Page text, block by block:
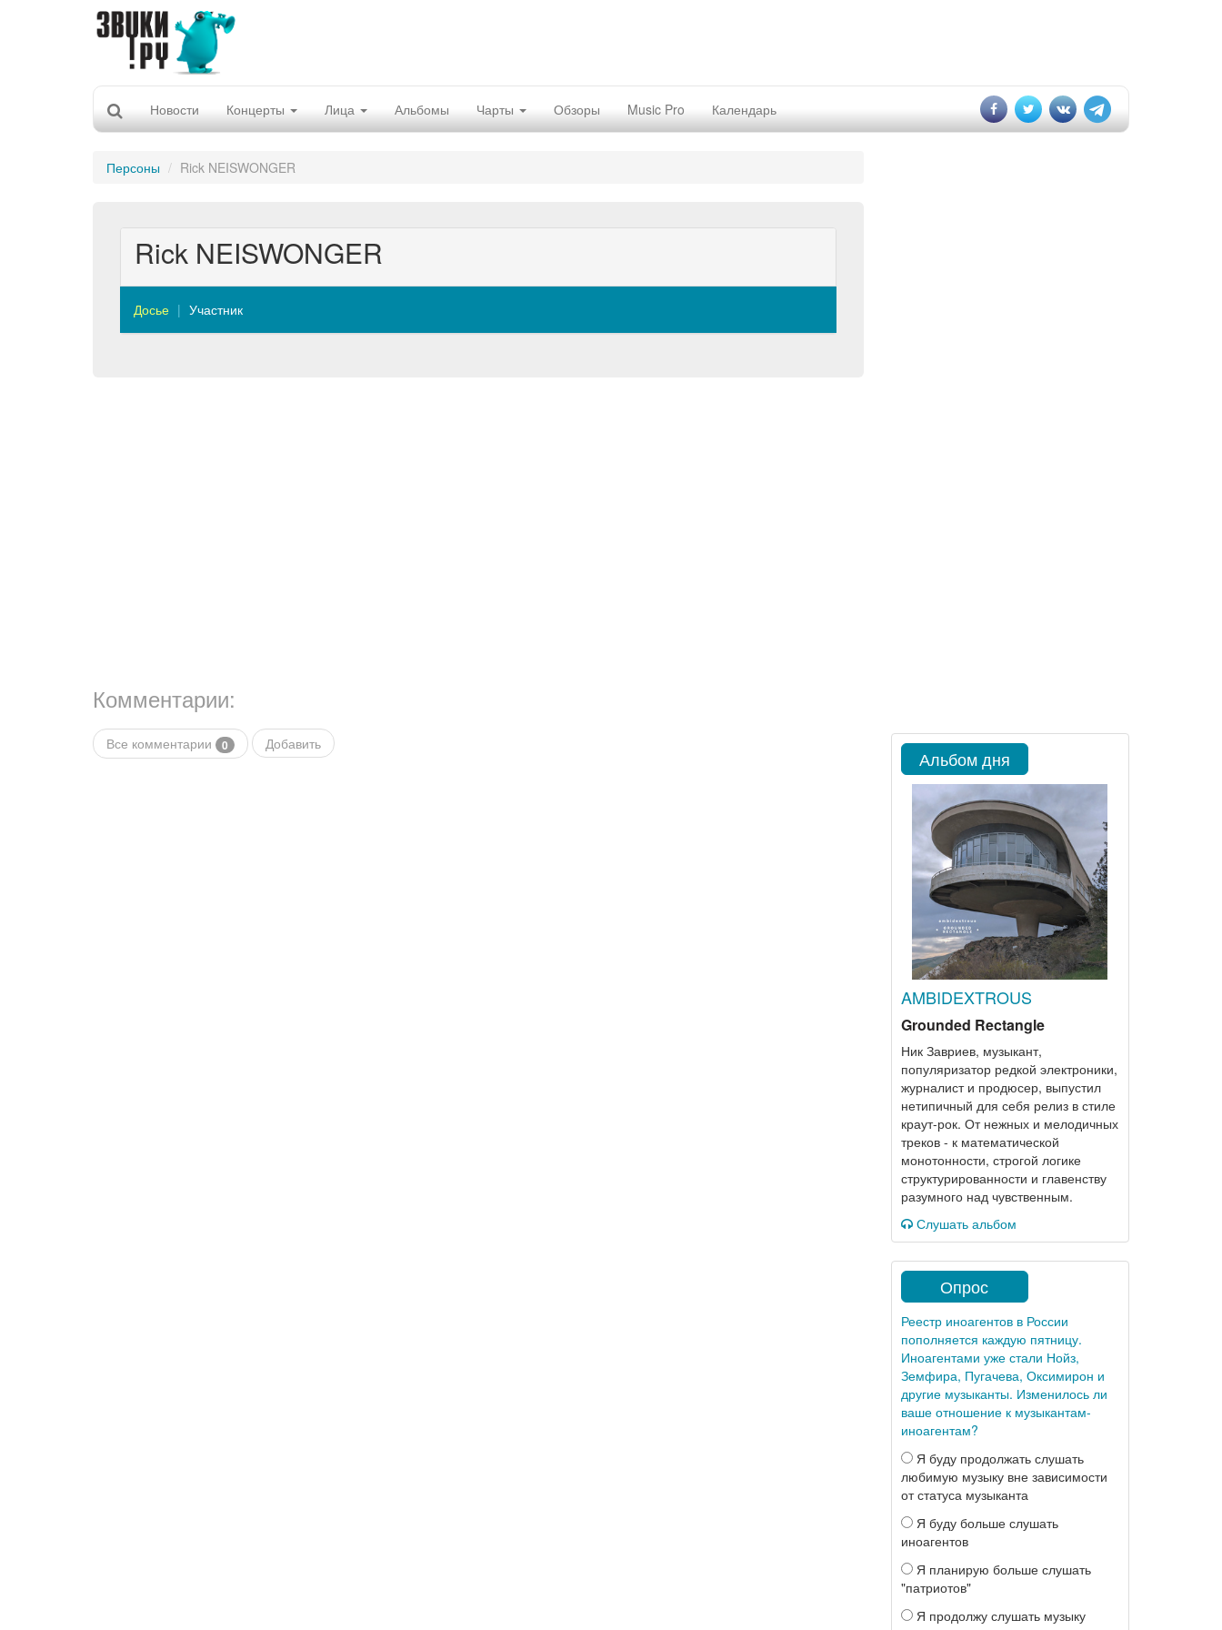
Новости Концерты Лица Альбомы Чарты Обзоры Music Pro Календарь
Персоны Rick NEISWONGER
Rick NEISWONGER
Досье Участник
Комментарии:
Все комментарии 0 Добавить
Альбом дня
AMBIDEXTROUS
Grounded Rectangle
Ник Завриев, музыкант,
популяризатор редкой электроники,
журналист и продюсер, выпустил
нетипичный для себя релиз в стиле
краут-рок. От нежных и мелодичных
треков - к математической
монотонности, строгой логике
структурированности и главенству
разумного над чувственным.
Слушать альбом
Опрос
Реестр иноагентов в России
пополняется каждую пятницу.
Иноагентами уже стали Нойз,
Земфира, Пугачева, Оксимирон и
другие музыканты. Изменилось ли
ваше отношение к музыкантам-
иноагентам?
Я буду продолжать слушать
любимую музыку вне зависимости
от статуса музыканта
Я буду больше слушать
иноагентов
Я планирую больше слушать
"патриотов"
Я продолжу слушать музыку